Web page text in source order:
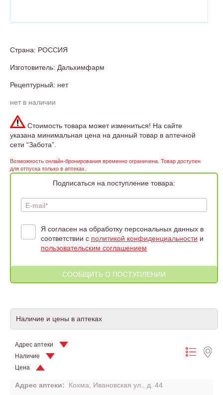
Страна: РОССИЯ
Изготовитель: Дальхимфарм
Рецептурный: нет
нет в наличии
Стоимость товара может измениться! На сайте
указана минимальная цена на данный товар в аптечной
сети “Забота”.
Возможность онлайн-бронирования временно ограничена. Товар доступен
для отпуска только в аптеках.
Подписаться на поступление товара:
E-mail*
Я согласен на обработку персональных данных в
соответствии с политикой конфиденциальности и
пользовательским соглашением
Наличие и цены в аптеках
Адрес аптеки
Наличие
Цена
Адрес аптеки:
Кохма, Ивановская ул., д. 44